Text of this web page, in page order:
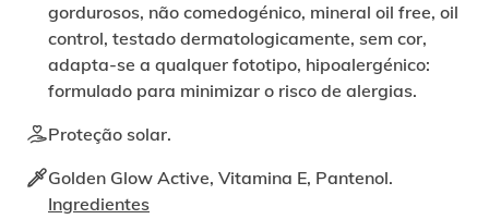
gordurosos, não comedogénico, mineral oil free, oil
control, testado dermatologicamente, sem cor,
adapta-se a qualquer fototipo, hipoalergénico:
formulado para minimizar o risco de alergias.
Proteção solar.
Golden Glow Active, Vitamina E, Pantenol.
Ingredientes